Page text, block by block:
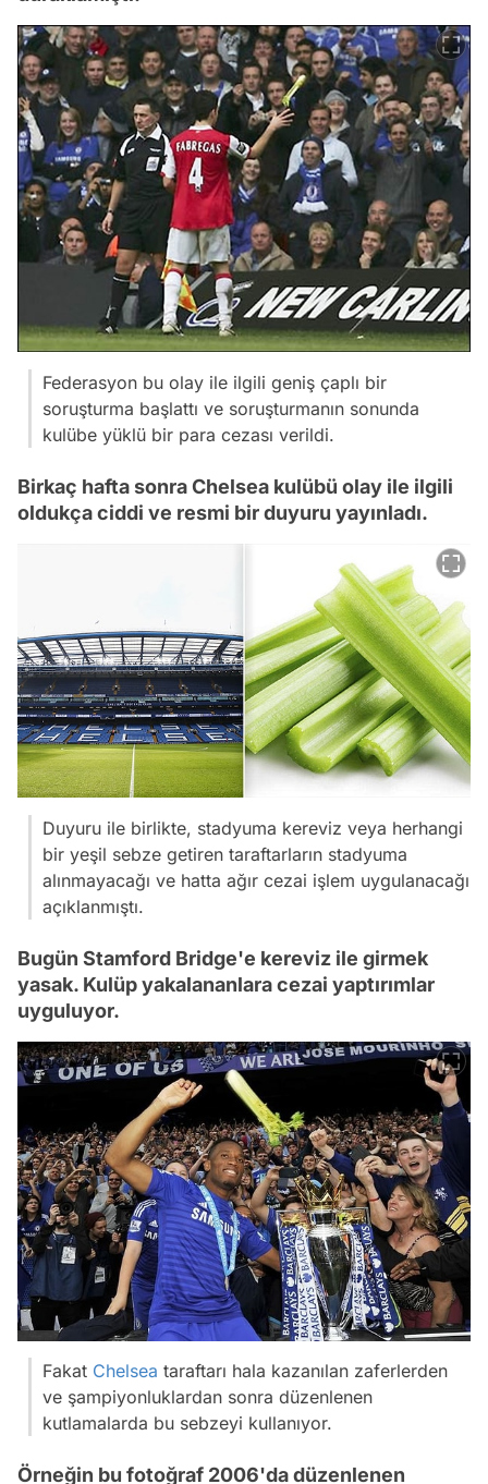
Federasyon bu olay ile ilgili geniş çaplı bir
soruşturma başlattı ve soruşturmanın sonunda
kulübe yüklü bir para cezası verildi.
Birkaç hafta sonra Chelsea kulübü olay ile ilgili
oldukça ciddi ve resmi bir duyuru yayınladı.
Duyuru ile birlikte, stadyuma kereviz veya herhangi
bir yeşil sebze getiren taraftarların stadyuma
alınmayacağı ve hatta ağır cezai işlem uygulanacağı
açıklanmıştı.
Bugün Stamford Bridge'e kereviz ile girmek
yasak. Kulüp yakalananlara cezai yaptırımlar
uyguluyor.
Fakat Chelsea taraftarı hala kazanılan zaferlerden
ve şampiyonluklardan sonra düzenlenen
kutlamalarda bu sebzeyi kullanıyor.
Örneğin bu fotoğraf 2006'da düzenlenen